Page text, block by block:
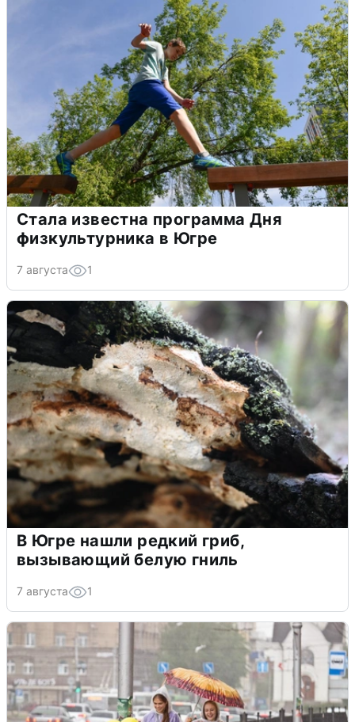
Стала известна программа Дня
физкультурника в Югре
7 августа 1
В Югре нашли редкий гриб,
вызывающий белую гниль
7 августа 1